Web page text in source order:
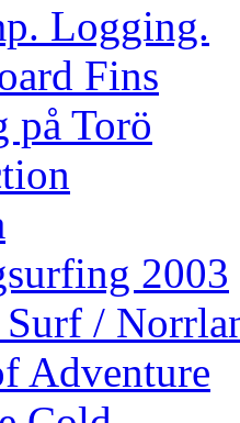
Logging.
Fins
på Torö
2003
/
Adventure